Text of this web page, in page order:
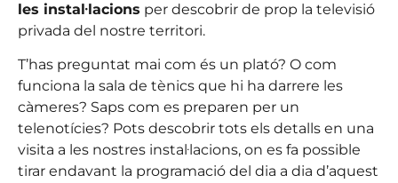
les instal·lacions per descobrir de prop la televisió
privada del nostre territori.
T’has preguntat mai com és un plató? O com
funciona la sala de tènics que hi ha darrere les
càmeres? Saps com es preparen per un
telenotícies? Pots descobrir tots els detalls en una
visita a les nostres instal·lacions, on es fa possible
tirar endavant la programació del dia a dia d’aquest